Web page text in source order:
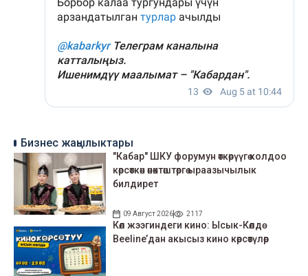
Бизнес жаңылыктары
"Кабар" ШКУ форумун өткөрүүгө колдоо
көрсөткөн өнөктөштөргө ыраазычылык
билдирет
09 Август 2026 2117
Көл жээгиндеги кино: Ысык-Көлдө
Beeline’дан акысыз кино көрсөтүлөр